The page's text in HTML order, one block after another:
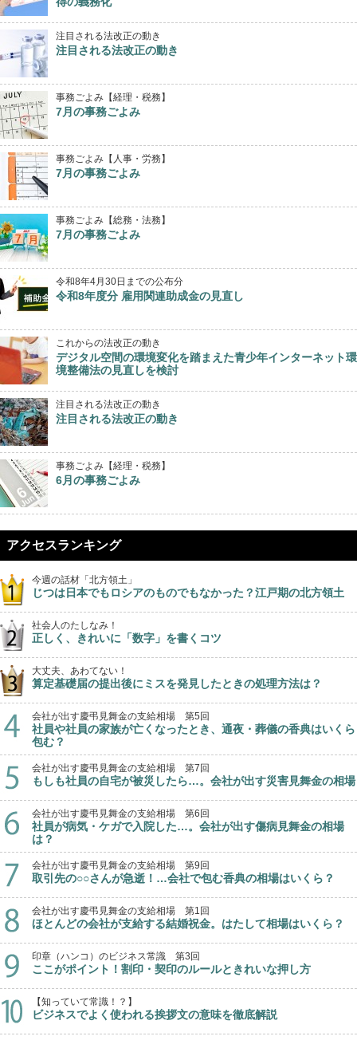
注目される法改正の動き
注目される法改正の動き
事務ごよみ【経理・税務】
7月の事務ごよみ
事務ごよみ【人事・労務】
7月の事務ごよみ
事務ごよみ【総務・法務】
7月の事務ごよみ
令和8年4月30日までの公布分
令和8年度分 雇用関連助成金の見直し
これからの法改正の動き
デジタル空間の環境変化を踏まえた青少年インターネット環
境整備法の見直しを検討
注目される法改正の動き
注目される法改正の動き
事務ごよみ【経理・税務】
6月の事務ごよみ
アクセスランキング
今週の話材「北方領土」
じつは日本でもロシアのものでもなかった？江戸期の北方領土
社会人のたしなみ！
正しく、きれいに「数字」を書くコツ
大丈夫、あわてない！
算定基礎届の提出後にミスを発見したときの処理方法は？
会社が出す慶弔見舞金の支給相場 第5回
社員や社員の家族が亡くなったとき、通夜・葬儀の香典はいくら
包む？
会社が出す慶弔見舞金の支給相場 第7回
もしも社員の自宅が被災したら…。会社が出す災害見舞金の相場
会社が出す慶弔見舞金の支給相場 第6回
社員が病気・ケガで入院した…。会社が出す傷病見舞金の相場
は？
会社が出す慶弔見舞金の支給相場 第9回
取引先の○○さんが急逝！…会社で包む香典の相場はいくら？
会社が出す慶弔見舞金の支給相場 第1回
ほとんどの会社が支給する結婚祝金。はたして相場はいくら？
印章（ハンコ）のビジネス常識 第3回
ここがポイント！割印・契印のルールときれいな押し方
【知っていて常識！？】
ビジネスでよく使われる挨拶文の意味を徹底解説